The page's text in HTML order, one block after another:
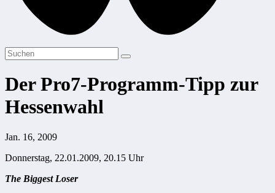
Der Pro7-Programm-Tipp zur
Hessenwahl
Jan. 16, 2009
Donnerstag, 22.01.2009, 20.15 Uhr
The Biggest Loser